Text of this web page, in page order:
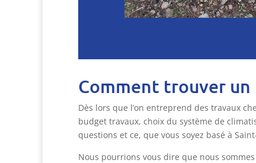
Comment trouver
Dès lors que l’on entreprend des travaux
budget travaux, choix du système de
questions et ce, que vous soyez basé à
Nous pourrions vous dire que nous sommes